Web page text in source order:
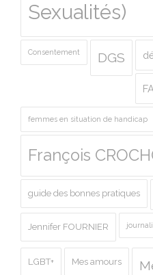
Sexualités)
Consentement DGS
femmes en situation de handicap
François
guide des bonnes pratiques
Jennifer FOURNIER
LGBT+ Mes amours